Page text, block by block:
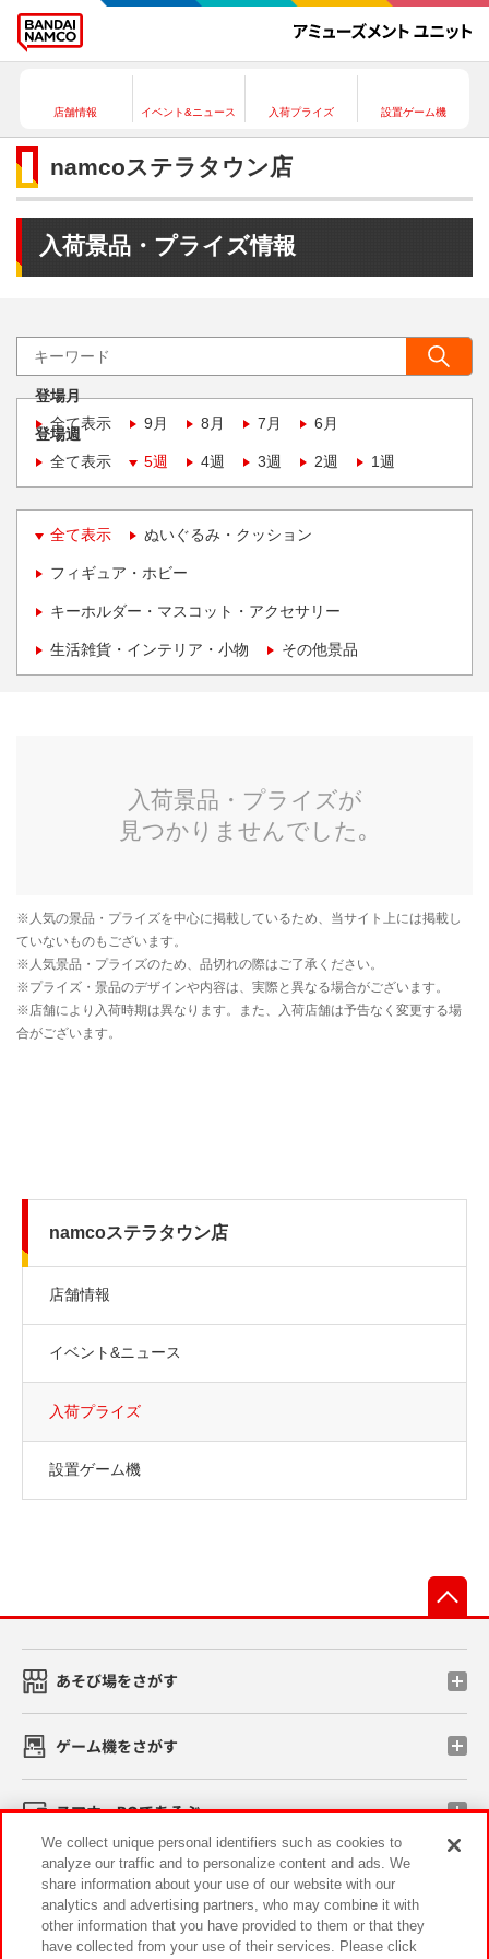
店舗情報 イベント&ニュース 入荷プライズ 設置ゲーム機
namcoステラタウン店
入荷景品・プライズ情報
登場月
全て表示
9月 8月 7月 6月
登場週
全て表示
5週 4週 3週 2週 1週
全て表示 ぬいぐるみ・クッション
フィギュア・ホビー
キーホルダー・マスコット・アクセサリー
生活雑貨・インテリア・小物 その他景品
namcoステラタウン店
店舗情報
イベント&ニュース
入荷プライズ
設置ゲーム機
あそび場をさがす
ゲーム機をさがす
スマホ・PCであそぶ
イベント・キャンペーン
We collect unique personal identifiers such as cookies to
analyze our traffic and to personalize content and ads. We
share information about your use of our website with our
analytics and advertising partners, who may combine it with
other information that you have provided to them or that they
have collected from your use of their services. Please click